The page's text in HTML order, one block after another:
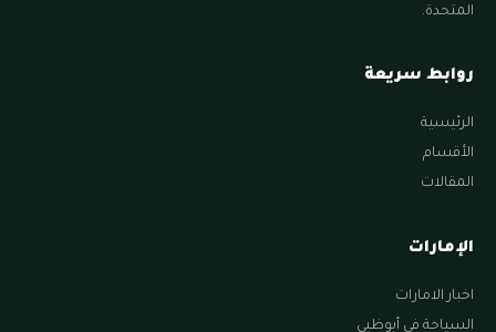
المتحدة.
روابط سريعة
الرئيسية
الأقسام
المقالات
الإمارات
اخبار الامارات
السياحة في أبوظبي